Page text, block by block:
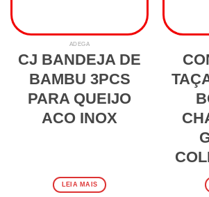
ADEGA
CJ BANDEJA DE
BAMBU 3PCS
PARA QUEIJO
ACO INOX
LEIA MAIS